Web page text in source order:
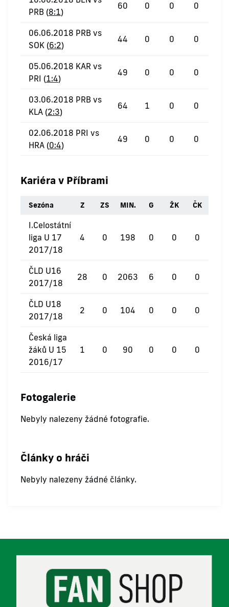
PRB (8:1)
60 0 0 0
06.06.2018 PRB vs
SOK (6:2)
44 0 0 0
05.06.2018 KAR vs
PRI (1:4)
49 0 0 0
03.06.2018 PRB vs
KLA (2:3)
64 1 0 0
02.06.2018 PRI vs
HRA (0:4)
49 0 0 0
Kariéra v Příbrami
Sezóna Z ZS MIN. G ŽK ČK
I.Celostátní
liga U 17
2017/18
4 0 198 0 0 0
ČLD U16
2017/18
28 0 2063 6 0 0
ČLD U18
2017/18
2 0 104 0 0 0
Česká liga
žáků U 15
2016/17
1 0 90 0 0 0
Fotogalerie
Nebyly nalezeny žádné fotografie.
Články o hráči
Nebyly nalezeny žádné články.